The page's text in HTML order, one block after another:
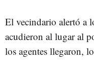
El vecindario alertó a
acudieron al lugar al
los agentes llegaron,